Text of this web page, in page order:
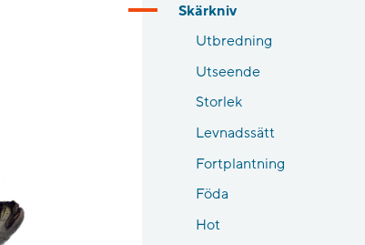
Skärkniv
Utbredning
Utseende
Storlek
Levnadssätt
Fortplantning
Föda
Hot